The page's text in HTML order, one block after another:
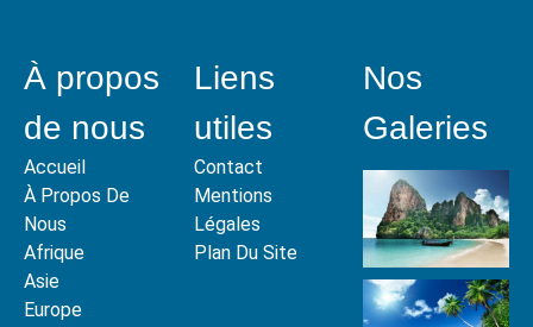
unique
contribution
well
worth
À propos
de nous
Accueil
À Propos De
Nous
Afrique
Asie
Europe
Liens
utiles
Contact
Mentions
Légales
Plan Du Site
Nos
Galeries